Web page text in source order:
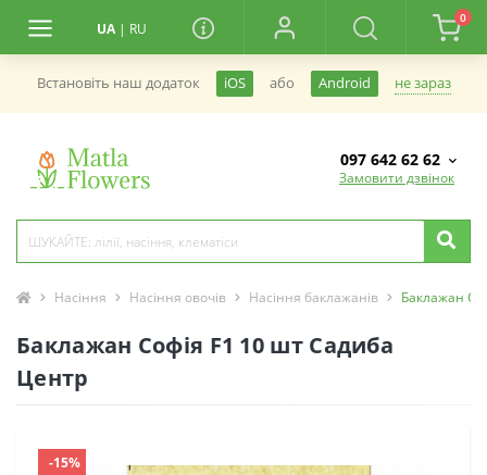
UA | RU
0
Встановiть наш додаток iOS або Android не зараз
097 642 62 62
Замовити дзвінок
Насіння Насіння овочів Насіння баклажанів Баклажан
Баклажан Софія F1 10 шт Садиба
Центр
-15%